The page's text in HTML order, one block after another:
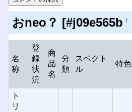
おneo？ [#j09e565b †
名
称
登
録
状
況
商
品
名
分
類
スペクト
ル
特色
ト
リ